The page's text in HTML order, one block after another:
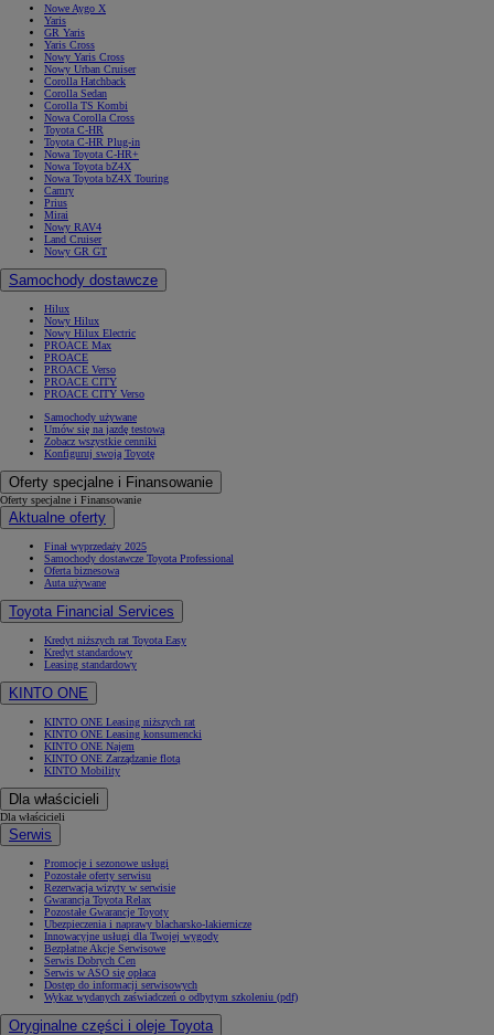
Nowe Aygo X
Yaris
GR Yaris
Yaris Cross
Nowy Yaris Cross
Nowy Urban Cruiser
Corolla Hatchback
Corolla Sedan
Corolla TS Kombi
Nowa Corolla Cross
Toyota C-HR
Toyota C-HR Plug-in
Nowa Toyota C-HR+
Nowa Toyota bZ4X
Nowa Toyota bZ4X Touring
Camry
Prius
Mirai
Nowy RAV4
Land Cruiser
Nowy GR GT
Samochody dostawcze
Hilux
Nowy Hilux
Nowy Hilux Electric
PROACE Max
PROACE
PROACE Verso
PROACE CITY
PROACE CITY Verso
Samochody używane
Umów się na jazdę testową
Zobacz wszystkie cenniki
Konfiguruj swoją Toyotę
Oferty specjalne i Finansowanie
Oferty specjalne i Finansowanie
Aktualne oferty
Finał wyprzedaży 2025
Samochody dostawcze Toyota Professional
Oferta biznesowa
Auta używane
Toyota Financial Services
Kredyt niższych rat Toyota Easy
Kredyt standardowy
Leasing standardowy
KINTO ONE
KINTO ONE Leasing niższych rat
KINTO ONE Leasing konsumencki
KINTO ONE Najem
KINTO ONE Zarządzanie flotą
KINTO Mobility
Dla właścicieli
Dla właścicieli
Serwis
Promocje i sezonowe usługi
Pozostałe oferty serwisu
Rezerwacja wizyty w serwisie
Gwarancja Toyota Relax
Pozostałe Gwarancje Toyoty
Ubezpieczenia i naprawy blacharsko-lakiernicze
Innowacyjne usługi dla Twojej wygody
Bezpłatne Akcje Serwisowe
Serwis Dobrych Cen
Serwis w ASO się opłaca
Dostęp do informacji serwisowych
Wykaz wydanych zaświadczeń o odbytym szkoleniu (pdf)
Oryginalne części i oleje Toyota